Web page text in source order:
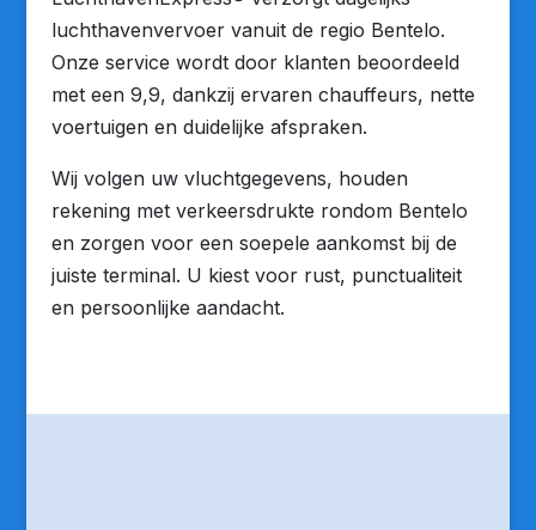
luchthavenvervoer vanuit de regio Bentelo.
Onze service wordt door klanten beoordeeld
met een 9,9, dankzij ervaren chauffeurs, nette
voertuigen en duidelijke afspraken.
Wij volgen uw vluchtgegevens, houden
rekening met verkeersdrukte rondom Bentelo
en zorgen voor een soepele aankomst bij de
juiste terminal. U kiest voor rust, punctualiteit
en persoonlijke aandacht.